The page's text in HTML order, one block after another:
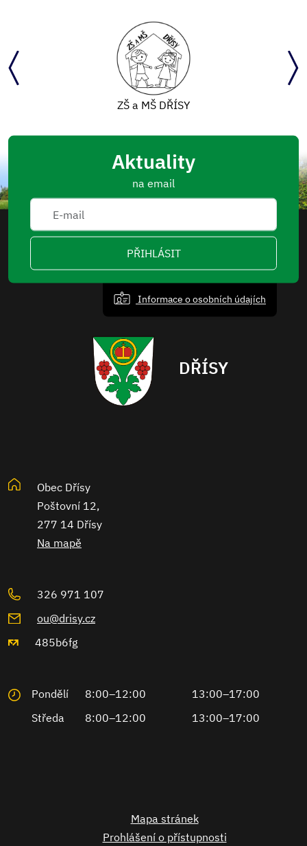
ZŠ a MŠ DŘÍSY
Aktuality
na email
PŘIHLÁSIT
Informace o osobních údajích
DŘÍSY
Obec Dřísy
Poštovní 12,
277 14 Dřísy
Na mapě
326 971 107
ou@drisy.cz
485b6fg
Pondělí 8:00–12:00
13:00–17:00
Středa
8:00–12:00 13:00–17:00
Mapa stránek
Prohlášení o přístupnosti